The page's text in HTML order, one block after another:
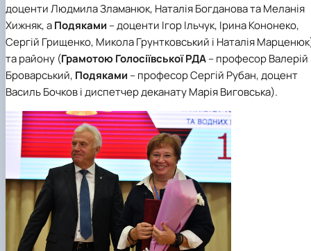
доценти Людмила Зламанюк, Наталія Богданова та Меланія
Хижняк, аПодяками – доценти Ігор Ільчук, Ірина Кононеко,
Сергій Грищенко, Микола Грунтковський і Наталія
та району (Грамотою Голосіївської РДА– професор Валерій
Броварський, Подяками – професор Сергій Рубан, доцент
Василь Бочков і диспетчер деканату Марія Виговська).